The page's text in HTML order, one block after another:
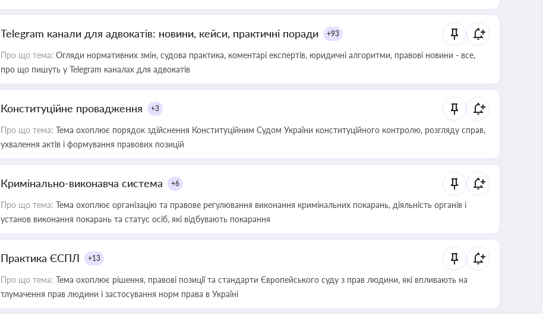
Telegram канали для адвокатів: новини, кейси, практичні поради +93
Про що тема: Огляди нормативних змін, судова практика, коментарі експертів, юридичні алгоритми, правові новини - все,
про що пишуть у Telegram каналах для адвокатів
Конституційне провадження +3
Про що тема: Тема охоплює порядок здійснення Конституційним Судом України конституційного контролю, розгляду справ,
ухвалення актів і формування правових позицій
Кримінально-виконавча система +6
Про що тема: Тема охоплює організацію та правове регулювання виконання кримінальних покарань, діяльність органів і
установ виконання покарань та статус осіб, які відбувають покарання
Практика ЄСПЛ +13
Про що тема: Тема охоплює рішення, правові позиції та стандарти Європейського суду з прав людини, які впливають на
тлумачення прав людини і застосування норм права в Україні